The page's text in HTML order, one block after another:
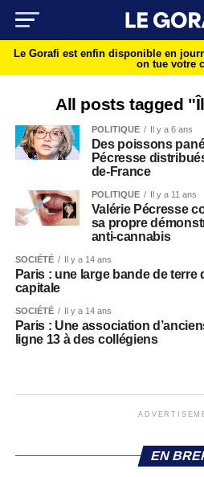
Le Gorafi est enfin disponible en
on tue votre
All posts tagged
POLITIQUE Il y a 6 ans
Des poissons
Pécresse
de-France
POLITIQUE Il y a 11 ans
Valérie Pécresse
sa propre
anti-cannabis
SOCIÉTÉ Il y a 14 ans
Paris : une large bande de
capitale
SOCIÉTÉ Il y a 14 ans
Paris : Une association
ligne 13 à des collégiens
EN